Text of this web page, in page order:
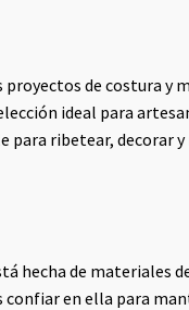
de costura y
ideal para
para ribetear, decorar
hecha de materiales
confiar en ella para